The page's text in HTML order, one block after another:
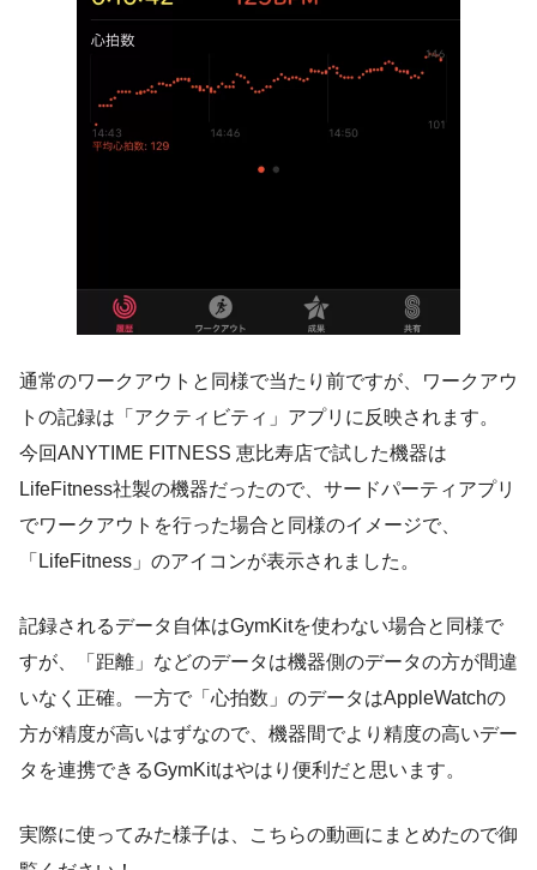
通常のワークアウトと同様で当たり前ですが、ワークアウ
トの記録は「アクティビティ」アプリに反映されます。
今回ANYTIME FITNESS 恵比寿店で試した機器は
LifeFitness社製の機器だったので、サードパーティアプリ
でワークアウトを行った場合と同様のイメージで、
「LifeFitness」のアイコンが表示されました。
記録されるデータ自体はGymKitを使わない場合と同様で
すが、「距離」などのデータは機器側のデータの方が間違
いなく正確。一方で「心拍数」のデータはAppleWatchの
方が精度が高いはずなので、機器間でより精度の高いデー
タを連携できるGymKitはやはり便利だと思います。
実際に使ってみた様子は、こちらの動画にまとめたので御